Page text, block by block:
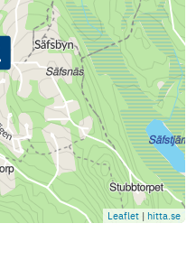
Leaflet | hitta.se